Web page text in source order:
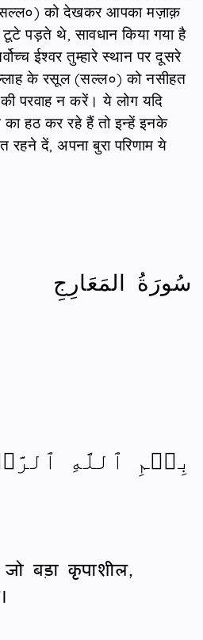
को देखकर आपका मज़ाक़
पड़ते थे, सावधान किया गया है
ईश्वर तुम्हारे स्थान पर दूसरे
के रसूल (सल्ल०) को नसीहत
परवाह न करें। ये लोग यदि
हठ कर रहे हैं तो इन्हें इनके
रहने दें, अपना बुरा परिणाम ये
سُورَةُ المَعَارِجِ
بِسۡمِ ٱللَّهِ
बड़ा कृपाशील,